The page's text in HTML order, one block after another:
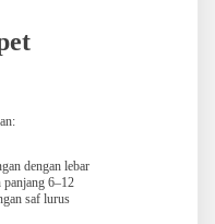
dengan lebar
panjang 6–12
saf lurus